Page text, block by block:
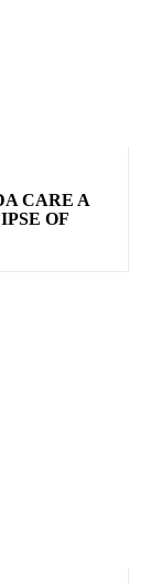
CARE A
OF